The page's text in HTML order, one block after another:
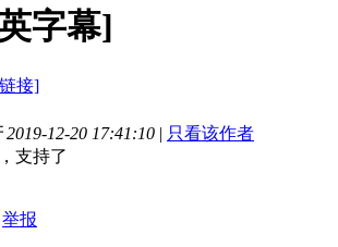
字幕]
接]
2019-12-20 17:41:10 | 只看该作者
支持了
举报